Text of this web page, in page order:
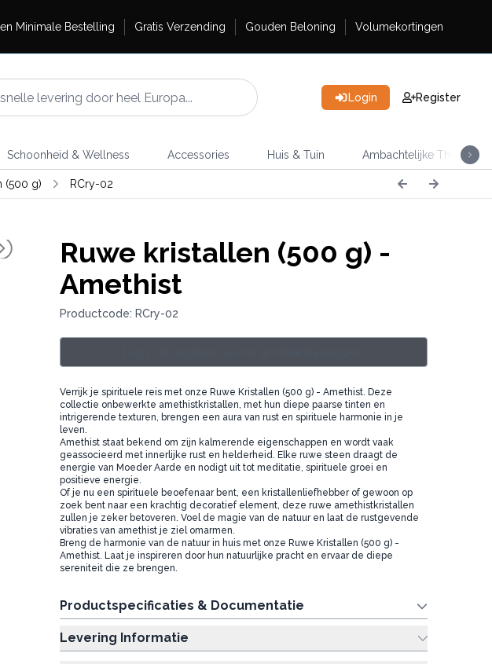
Minimale Bestelling Gratis Verzending Gouden Beloning Volumekortingen
Login Register
Schoonheid & Wellness Accessories Huis & Tuin Ambachtelijke Thee
(500 g) RCry-02
Ruwe kristallen (500 g) -
Amethist
Productcode: RCry-02
Verrijk je spirituele reis met onze Ruwe Kristallen (500 g) - Amethist. Deze
collectie onbewerkte amethistkristallen, met hun diepe paarse tinten en
intrigerende texturen, brengen een aura van rust en spirituele harmonie in je
leven.
Amethist staat bekend om zijn kalmerende eigenschappen en wordt vaak
geassocieerd met innerlijke rust en helderheid. Elke ruwe steen draagt de
energie van Moeder Aarde en nodigt uit tot meditatie, spirituele groei en
positieve energie.
Of je nu een spirituele beoefenaar bent, een kristallenliefhebber of gewoon op
zoek bent naar een krachtig decoratief element, deze ruwe amethistkristallen
zullen je zeker betoveren. Voel de magie van de natuur en laat de rustgevende
vibraties van amethist je ziel omarmen.
Breng de harmonie van de natuur in huis met onze Ruwe Kristallen (500 g) -
Amethist. Laat je inspireren door hun natuurlijke pracht en ervaar de diepe
sereniteit die ze brengen.
Productspecificaties & Documentatie
Levering Informatie